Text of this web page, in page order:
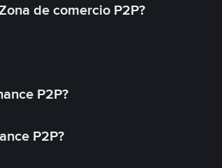
de comercio P2P?
P2P?
P2P?